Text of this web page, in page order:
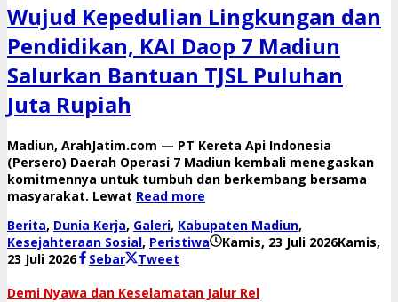
Wujud Kepedulian Lingkungan dan
Pendidikan, KAI Daop 7 Madiun
Salurkan Bantuan TJSL Puluhan
Juta Rupiah
​Madiun, ArahJatim.com — PT Kereta Api Indonesia
(Persero) Daerah Operasi 7 Madiun kembali menegaskan
komitmennya untuk tumbuh dan berkembang bersama
masyarakat. Lewat Read more
Berita, Dunia Kerja, Galeri, Kabupaten Madiun,
Kesejahteraan Sosial, Peristiwa Kamis, 23 Juli 2026Kamis,
23 Juli 2026olehSebar
Tweet
​Demi Nyawa dan Keselamatan Jalur Rel